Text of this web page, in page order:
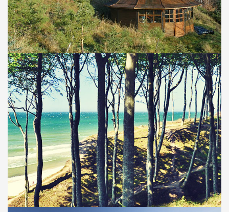
TARGOSZÓW 19-21 CZERWCA 2020
JOGA NAD MORZEM W DĘBINIE 22 –